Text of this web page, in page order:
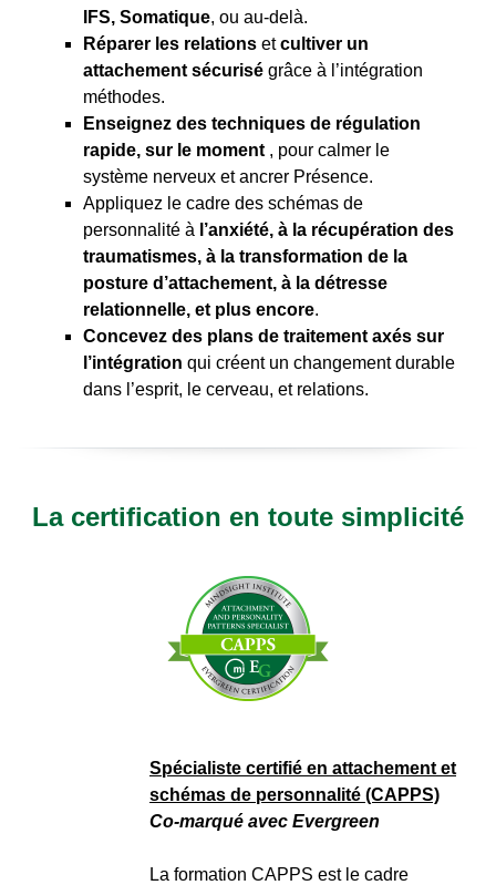
IFS, Somatique, ou au-delà.
Réparer les relations etcultiver un
attachement sécurisé grâce à l’intégration
méthodes.
Enseignez des techniques de régulation
rapide, sur le moment , pour calmer le
système nerveux et ancrer Présence.
Appliquez le cadre des schémas de
personnalité à l’anxiété, à la récupération des
traumatismes, à la transformation de la
posture d’attachement, à la détresse
relationnelle, et plus encore.
Concevez des plans de traitement axés sur
l’intégration qui créent un changement durable
dans l’esprit, le cerveau, et relations.
La certification en toute simplicité
Spécialiste certifié en attachement et
schémas de personnalité (CAPPS)
Co-marqué avec Evergreen
La formation CAPPS est le cadre